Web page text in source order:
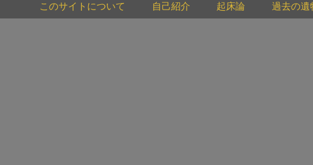
このサイトについて 自己紹介 起床論 過去の遺